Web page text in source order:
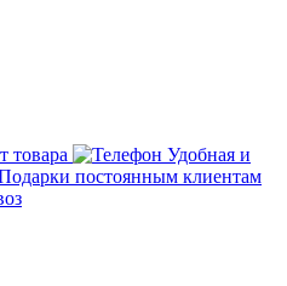
товара
Удобная и
постоянным клиентам